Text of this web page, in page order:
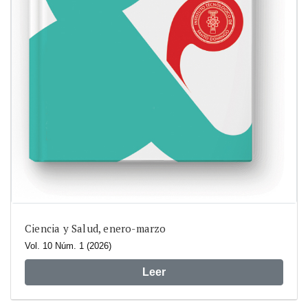
Ciencia y Salud, enero-marzo
Vol. 10 Núm. 1 (2026)
Leer